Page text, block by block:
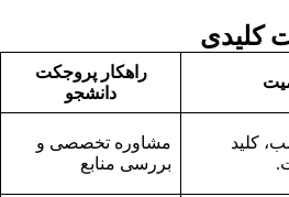
کلیدی
راهکار پروجکت
دانشجو
کلید
مشاوره تخصصی و
بررسی منابع